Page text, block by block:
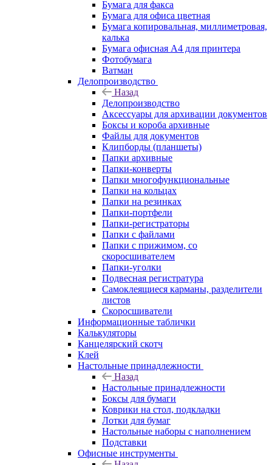
Бумага для факса
Бумага для офиса цветная
Бумага копировальная, миллиметровая,
калька
Бумага офисная А4 для принтера
Фотобумага
Ватман
Делопроизводство
Назад
Делопроизводство
Аксессуары для архивации документов
Боксы и короба архивные
Файлы для документов
Клипборды (планшеты)
Папки архивные
Папки-конверты
Папки многофункциональные
Папки на кольцах
Папки на резинках
Папки-портфели
Папки-регистраторы
Папки с файлами
Папки с прижимом, со
скоросшивателем
Папки-уголки
Подвесная регистратура
Самоклеящиеся карманы, разделители
листов
Скоросшиватели
Информационные таблички
Калькуляторы
Канцелярский скотч
Клей
Настольные принадлежности
Назад
Настольные принадлежности
Боксы для бумаги
Коврики на стол, подкладки
Лотки для бумаг
Настольные наборы с наполнением
Подставки
Офисные инструменты